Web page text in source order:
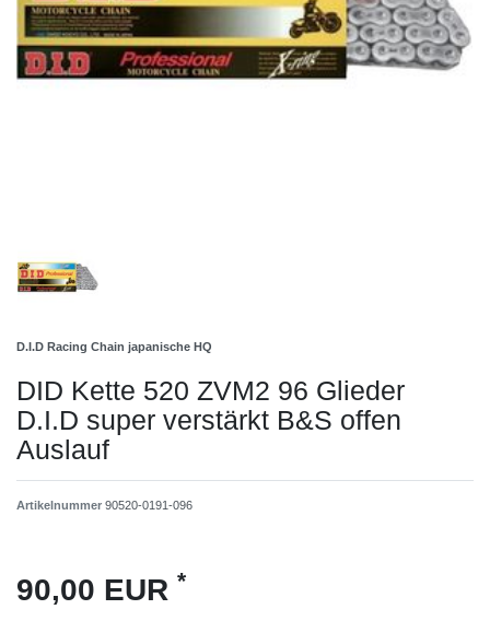
D.I.D Racing Chain japanische HQ
DID Kette 520 ZVM2 96 Glieder
D.I.D super verstärkt B&S offen
Auslauf
Artikelnummer 90520-0191-096
90,00 EUR *